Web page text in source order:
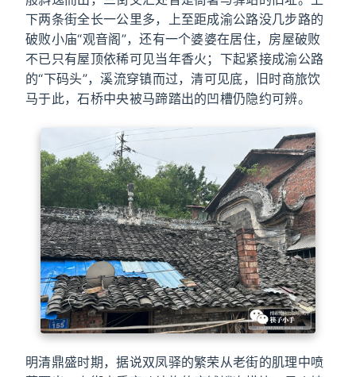
下两条街全长一公里多，上至距成渝公路没几步路的
破败小庙“观音阁”，还有一个婆婆在居住，房屋破败
不已只有屋顶依稀可见当年香火；下起紧接成渝公路
的“下码头”，溪流穿镇而过，清可见底，旧时商旅饮
马于此，石桥中央被马蹄踏出的凹槽仍隐约可辨。
明清鼎盛时期，据说双凤驿的繁荣从老街的肌理中喷